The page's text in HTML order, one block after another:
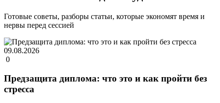
Готовые советы, разборы статьи, которые экономят время и
нервы перед сессией
09.08.2026
0
Предзащита диплома: что это и как пройти без
стресса